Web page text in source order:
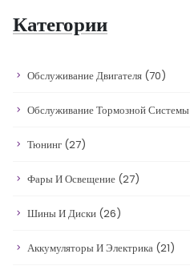
Категории
Обслуживание Двигателя (70)
Обслуживание Тормозной Системы
Тюнинг (27)
Фары И Освещение (27)
Шины И Диски (26)
Аккумуляторы И Электрика (21)